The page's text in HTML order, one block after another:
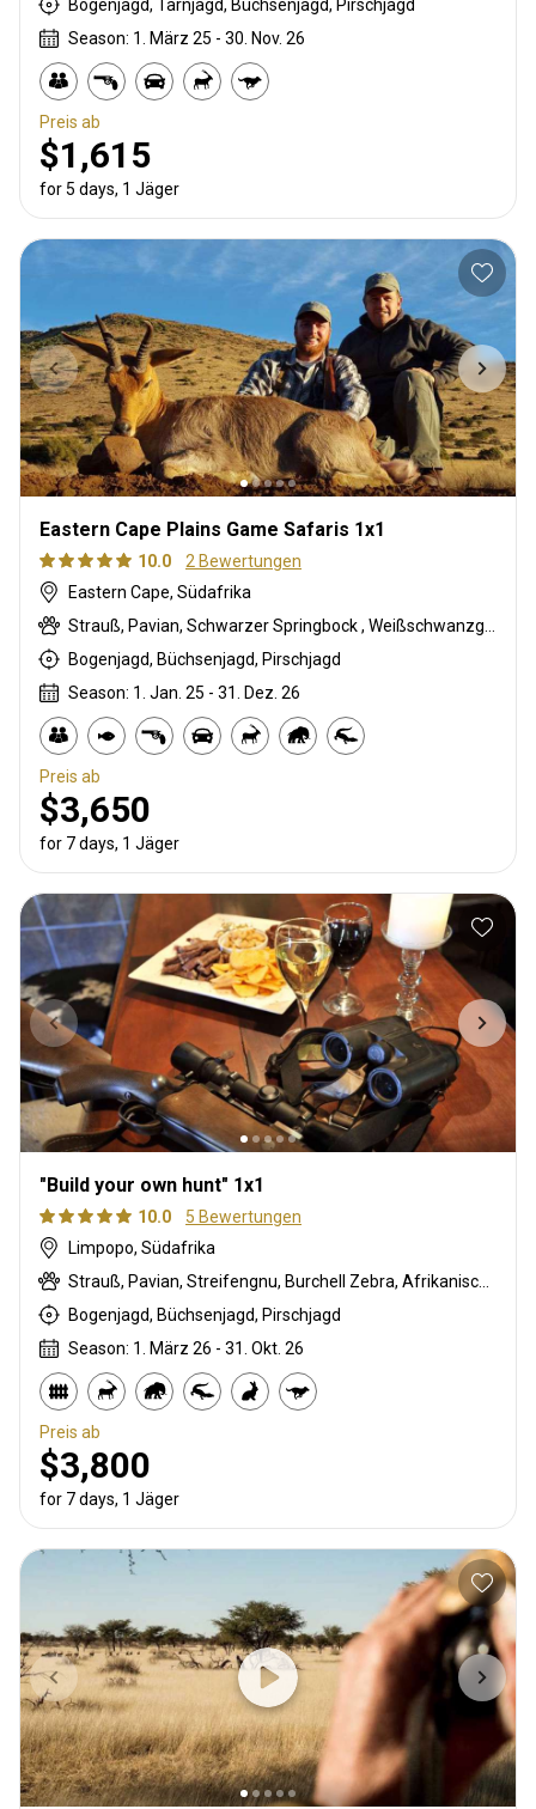
Bogenjagd, Tarnjagd, Büchsenjagd, Pirschjagd
Season: 1. März 25 - 30. Nov. 26
Preis ab
$1,615
for 5 days, 1 Jäger
Eastern Cape Plains Game Safaris 1x1
10.0
2 Bewertungen
Eastern Cape, Südafrika
Strauß, Pavian, Schwarzer Springbock , Weißschwanzgnu, Schwarzrücken-Schakal, Blauducker, Streifengnu, Buntbock, Burchell Zebra, Buschbock, Buschschwein, Afrikanischer Büffel, Cape mountain zebra, Kap Springbock, Karakal, Blessbock, Kronenducker, Riedbock, Copper Springbock , Elenantilope, Damhirsch, Spießbock, Giraffe, Rehantilope, Greisbock, Impala, Klippspringer, Kudu, Bergriedbock, Nyala Antilope, Bleichböckchen, Stachelschwein, Südafrikanische Kuhantilope, Pferdeantilope, Zobel, Südlicher Großkudu, Steinböckchen, Leierantilope, Südliche Grünmeerkatze, Warzenschwein, Wasserbock, Weißer Blessbock, Weißer Springbock
Bogenjagd, Büchsenjagd, Pirschjagd
Season: 1. Jan. 25 - 31. Dez. 26
Preis ab
$3,650
for 7 days, 1 Jäger
"Build your own hunt" 1x1
10.0
5 Bewertungen
Limpopo, Südafrika
Bogenjagd, Büchsenjagd, Pirschjagd
Season: 1. März 26 - 31. Okt. 26
Preis ab
$3,800
for 7 days, 1 Jäger